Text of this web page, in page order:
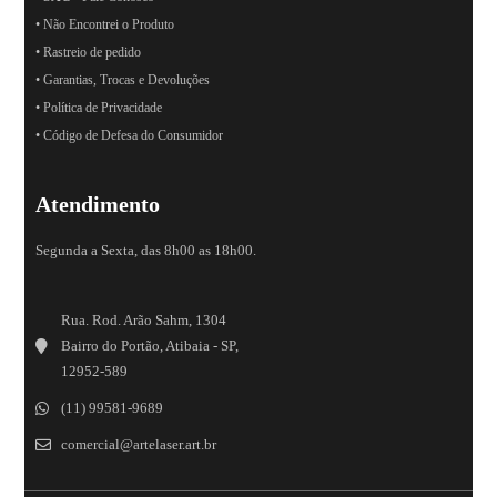
• Não Encontrei o Produto
• Rastreio de pedido
• Garantias, Trocas e Devoluções
• Política de Privacidade
• Código de Defesa do Consumidor
Atendimento
Segunda a Sexta, das 8h00 as 18h00.
Rua. Rod. Arão Sahm, 1304
Bairro do Portão, Atibaia - SP,
12952-589
(11) 99581-9689
comercial@artelaser.art.br